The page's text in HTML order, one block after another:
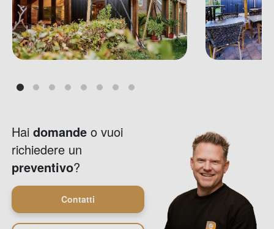
Haidomande o vuoi
richiedere un
preventivo?
Contatti